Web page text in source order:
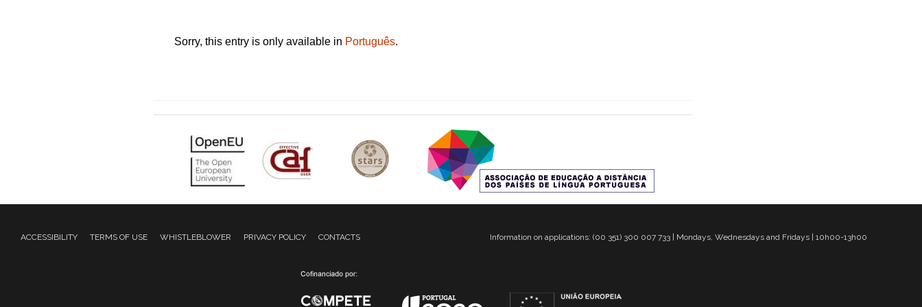
Sorry, this entry is only available in Português.
ACCESSIBILITY TERMS OF USE WHISTLEBLOWER PRIVACY POLICY CONTACTS Information on applications: (00 351) 300 007 733 | Mondays, Wednesdays and Fridays | 10h00-13h00